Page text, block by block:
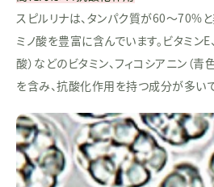
スピルリナは、タンパク質が60～70%
ミノ酸を豊富に含んでいます。ビタミンE
酸）などのビタミン、フィコシアニン（
を含み、抗酸化作用を持つ成分が多いで